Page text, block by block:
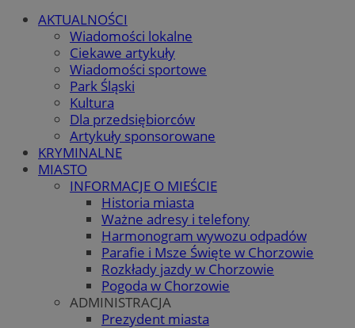
AKTUALNOŚCI
Wiadomości lokalne
Ciekawe artykuły
Wiadomości sportowe
Park Śląski
Kultura
Dla przedsiębiorców
Artykuły sponsorowane
KRYMINALNE
MIASTO
INFORMACJE O MIEŚCIE
Historia miasta
Ważne adresy i telefony
Harmonogram wywozu odpadów
Parafie i Msze Święte w Chorzowie
Rozkłady jazdy w Chorzowie
Pogoda w Chorzowie
ADMINISTRACJA
Prezydent miasta